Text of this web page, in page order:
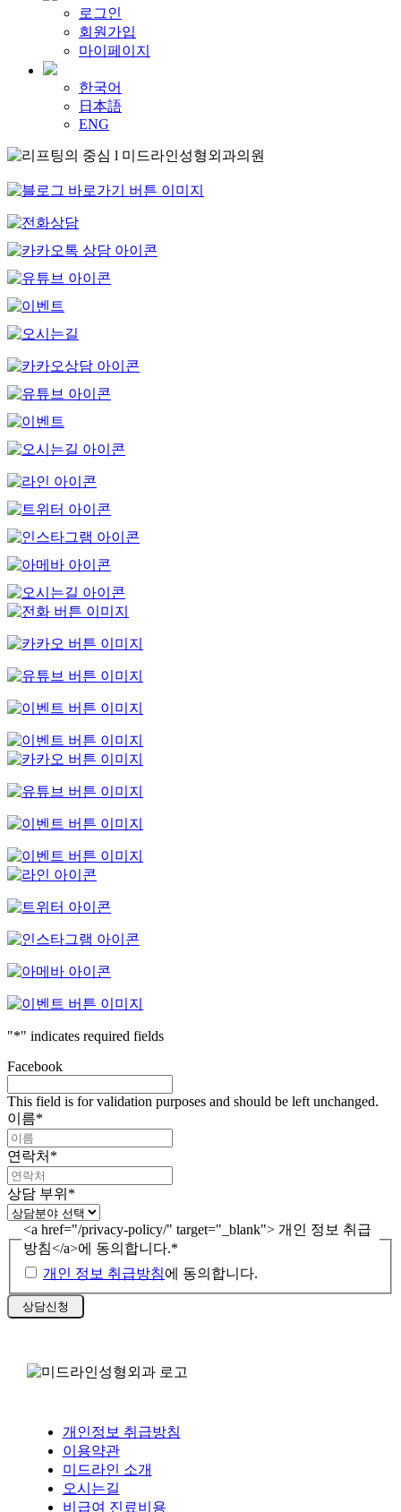
로그인
회원가입
마이페이지
한국어
日本語
ENG
"*" indicates required fields
Facebook
This field is for validation purposes and should be left unchanged.
이름*
연락처 *
상담 부위 *
<a href="/privacy-policy/" target="_blank"> 개인 정보 취급
방침</a>에 동의합니다.*
개인 정보 취급방침에 동의합니다.
개인정보 취급방침
이용약관
미드라인 소개
오시는길
비급여 진료비용